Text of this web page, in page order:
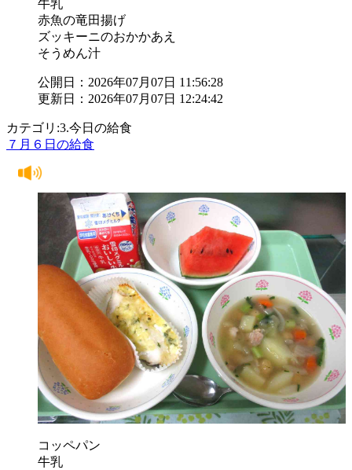
牛乳
赤魚の竜田揚げ
ズッキーニのおかかあえ
そうめん汁
公開日：2026年07月07日 11:56:28
更新日：2026年07月07日 12:24:42
カテゴリ:3.今日の給食
７月６日の給食
コッペパン
牛乳